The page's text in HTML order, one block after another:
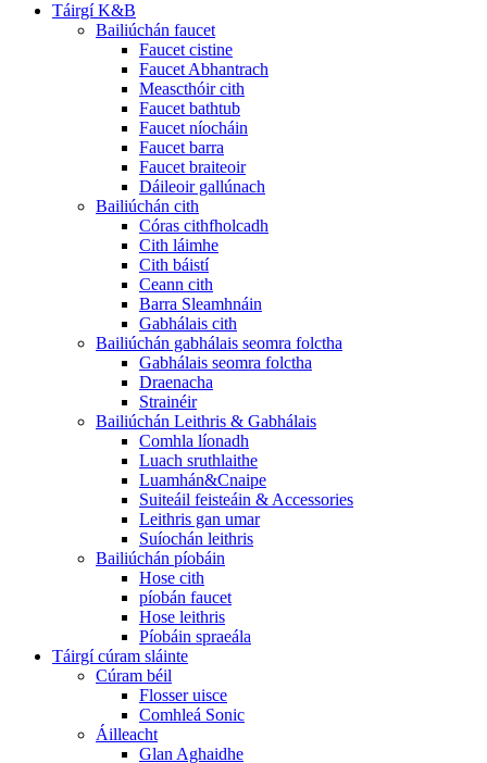
Táirgí K&B
Bailiúchán faucet
Faucet cistine
Faucet Abhantrach
Meascthóir cith
Faucet bathtub
Faucet níocháin
Faucet barra
Faucet braiteoir
Dáileoir gallúnach
Bailiúchán cith
Córas cithfholcadh
Cith láimhe
Cith báistí
Ceann cith
Barra Sleamhnáin
Gabhálais cith
Bailiúchán gabhálais seomra folctha
Gabhálais seomra folctha
Draenacha
Strainéir
Bailiúchán Leithris & Gabhálais
Comhla líonadh
Luach sruthlaithe
Luamhán&Cnaipe
Suiteáil feisteáin & Accessories
Leithris gan umar
Suíochán leithris
Bailiúchán píobáin
Hose cith
píobán faucet
Hose leithris
Píobáin spraeála
Táirgí cúram sláinte
Cúram béil
Flosser uisce
Comhleá Sonic
Áilleacht
Glan Aghaidhe